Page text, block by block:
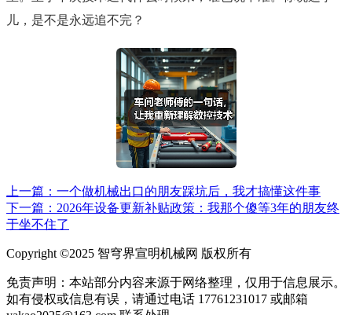
儿，是不是永远追不完？
上一篇：一个做机械出口的朋友踩坑后，我才搞懂这件事
下一篇：2026年设备更新补贴政策：我那个傻等3年的朋友终
于坐不住了
Copyright ©2025 智穹界宣明机械网 版权所有
免责声明：本站部分内容来源于网络整理，仅用于信息展示。
如有侵权或信息有误，请通过电话 17761231017 或邮箱